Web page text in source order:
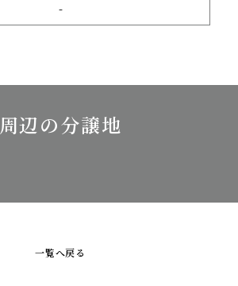
-
周辺の分譲地
一覧へ戻る